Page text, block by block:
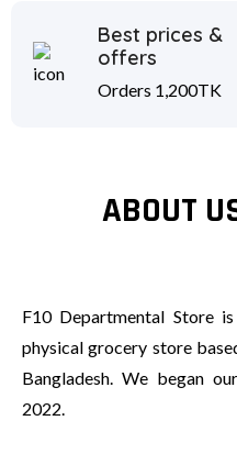
Best prices &
offers
Orders 1,200TK
ABOUT
F10 Departmental Store
physical grocery store
Bangladesh. We began
2022.